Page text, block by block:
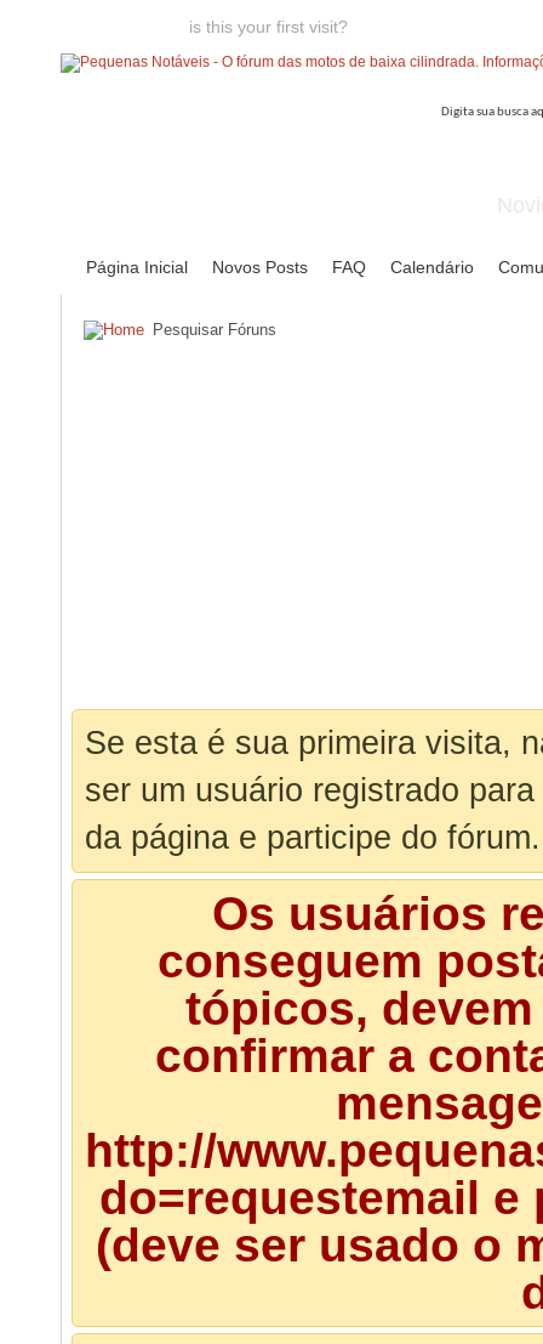
is this your first visit?
Página Inicial Novos Posts FAQ Calendário
Pesquisar Fóruns
Se esta é sua primeira visita,
ser um usuário registrado
da página e participe do fórum.
Os usuários
conseguem
tópicos,
confirmar a
http://
do=requestemail
(deve ser usado o